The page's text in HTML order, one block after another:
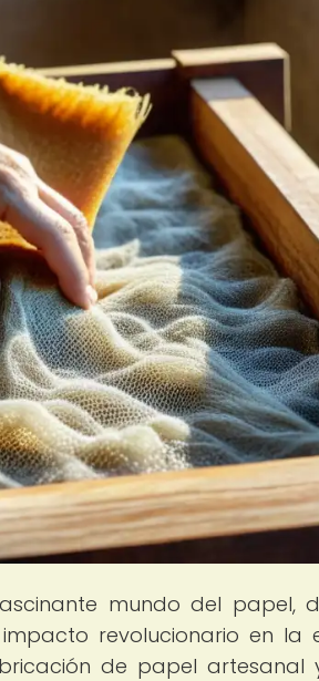
mundo del papel,
revolucionario en la
de papel artesanal